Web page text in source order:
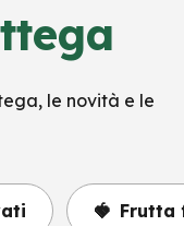
le novità e le
🍓 Frutta